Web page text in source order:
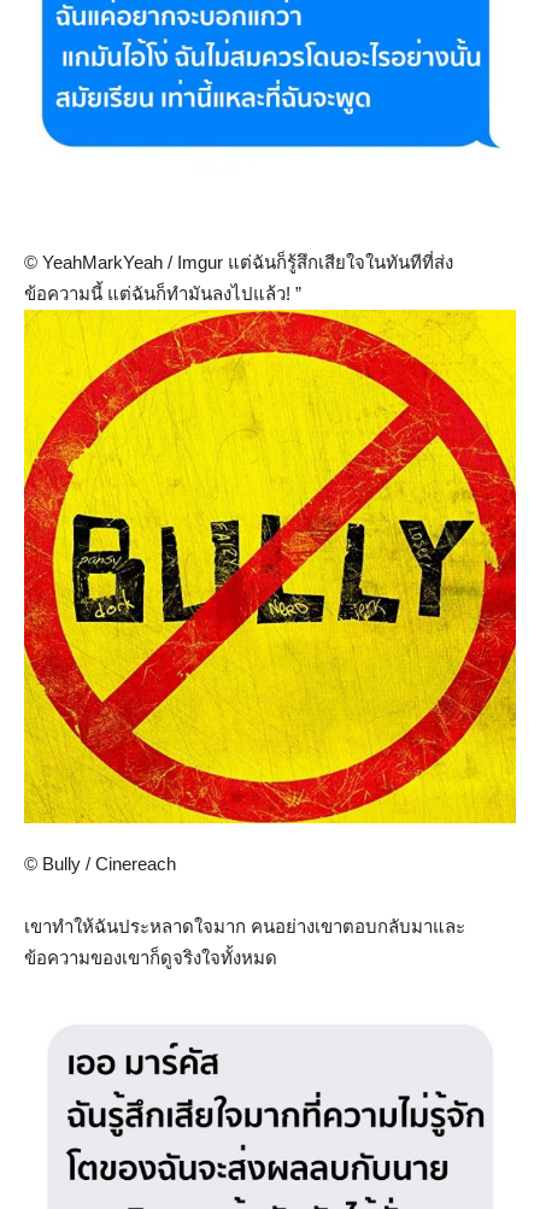
© YeahMarkYeah / Imgur แต่ฉันก็รู้สึกเสียใจในทันทีที่ส่ง
ข้อความนี้ แต่ฉันก็ทำมันลงไปแล้ว! ”
© Bully / Cinereach
เขาทำให้ฉันประหลาดใจมาก คนอย่างเขาตอบกลับมาและ
ข้อความของเขาก็ดูจริงใจทั้งหมด